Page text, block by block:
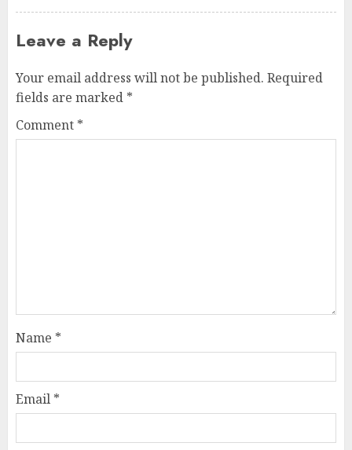
Leave a Reply
Your email address will not be published. Required
fields are marked *
Comment *
Name *
Email *